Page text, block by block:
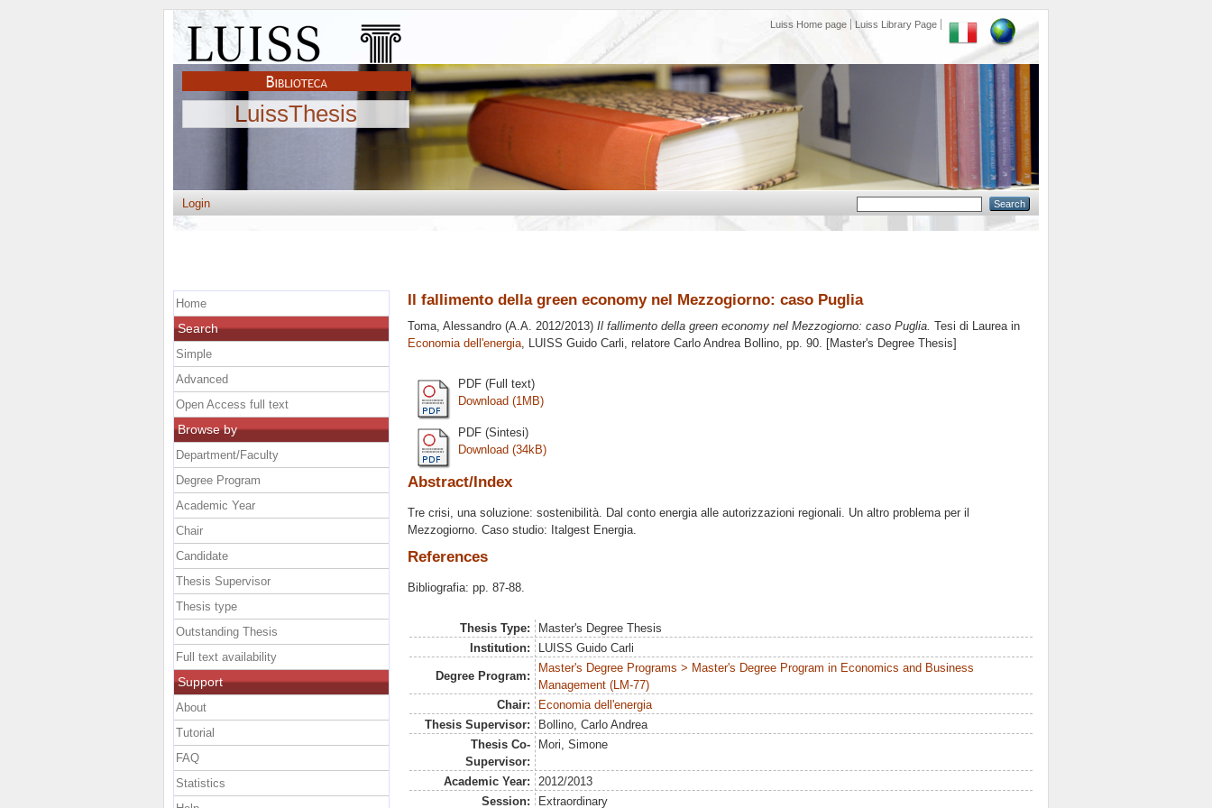
Luiss Home page Luiss Library Page
LuissThesis
Login
Il fallimento della green economy nel Mezzogiorno: caso Puglia
Toma, Alessandro (A.A. 2012/2013) Il fallimento della green economy nel Mezzogiorno: caso Puglia. Tesi di Laurea in
Economia dell'energia, LUISS Guido Carli, relatore Carlo Andrea Bollino, pp. 90. [Master's Degree Thesis]
PDF (Full text)
Download (1MB)
PDF (Sintesi)
Download (34kB)
Abstract/Index
Tre crisi, una soluzione: sostenibilità. Dal conto energia alle autorizzazioni regionali. Un altro problema per il
Mezzogiorno. Caso studio: Italgest Energia.
References
Bibliografia: pp. 87-88.
Thesis Type:
Master's Degree Thesis
Institution:
LUISS Guido Carli
Degree Program:
Master's Degree Programs > Master's Degree Program in Economics and Business
Management (LM-77)
Chair:
Economia dell'energia
Thesis Supervisor:
Bollino, Carlo Andrea
Thesis Co-
Supervisor:
Mori, Simone
Academic Year:
2012/2013
Session:
Extraordinary
Home
Search
Simple
Advanced
Open Access full text
Browse by
Department/Faculty
Degree Program
Academic Year
Chair
Candidate
Thesis Supervisor
Thesis type
Outstanding Thesis
Full text availability
Support
About
Tutorial
FAQ
Statistics